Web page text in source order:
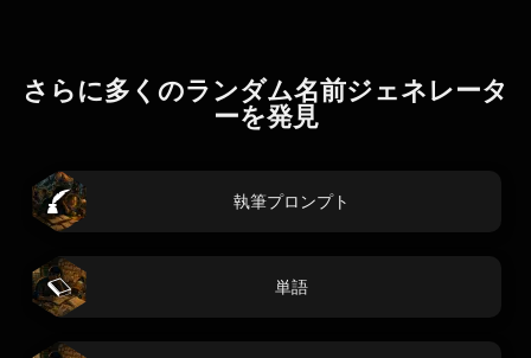
さらに多くのランダム名前ジェネレータ
ーを発見
執筆プロンプト
単語